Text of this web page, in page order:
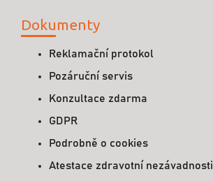
Dokumenty
Reklamační protokol
Pozáruční servis
Konzultace zdarma
GDPR
Podrobně o cookies
Atestace zdravotní nezávadnosti